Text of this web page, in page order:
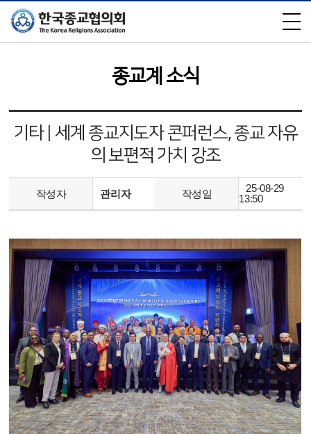
×
종교계 소식
기타 | 세계 종교지도자 콘퍼런스, 종교 자유
의 보편적 가치 강조
작성자 관리자 작성일
25-08-29
13:50